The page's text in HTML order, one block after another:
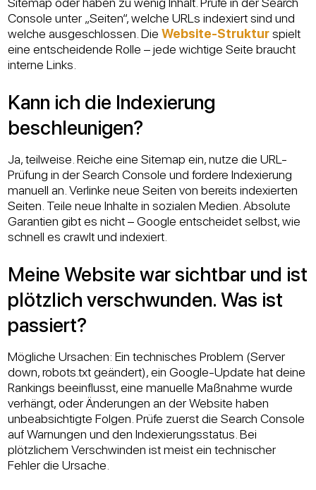
Console unter „Seiten“, welche URLs indexiert sind und
welche ausgeschlossen. DieWebsite-Strukturspielt
eine entscheidende Rolle – jede wichtige Seite braucht
interne Links.
Kann ich die Indexierung
beschleunigen?
Ja, teilweise. Reiche eine Sitemap ein, nutze die URL-
Prüfung in der Search Console und fordere Indexierung
manuell an. Verlinke neue Seiten von bereits indexierten
Seiten. Teile neue Inhalte in sozialen Medien. Absolute
Garantien gibt es nicht – Google entscheidet selbst, wie
schnell es crawlt und indexiert.
Meine Website war sichtbar und ist
plötzlich verschwunden. Was ist
passiert?
Mögliche Ursachen: Ein technisches Problem (Server
down, robots.txt geändert), ein Google-Update hat deine
Rankings beeinflusst, eine manuelle Maßnahme wurde
verhängt, oder Änderungen an der Website haben
unbeabsichtigte Folgen. Prüfe zuerst die Search Console
auf Warnungen und den Indexierungsstatus. Bei
plötzlichem Verschwinden ist meist ein technischer
Fehler die Ursache.